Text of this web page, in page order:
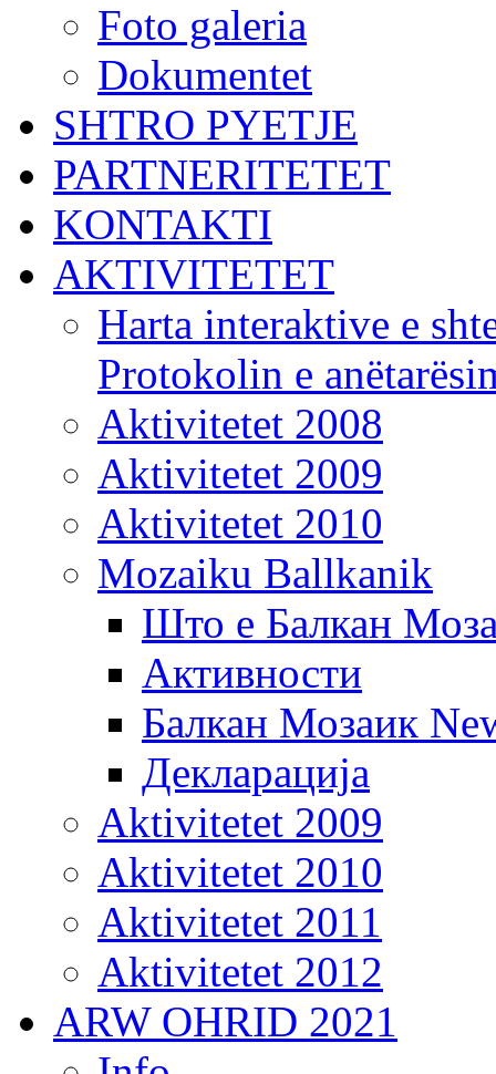
Foto galeria
Dokumentet
SHTRO PYETJE
PARTNERITETET
KONTAKTI
AKTIVITETET
Harta interaktive e
Protokolin e
Aktivitetet 2008
Aktivitetet 2009
Aktivitetet 2010
Mozaiku Ballkanik
Што е Балкан
Активности
Балкан Мозаик
Декларација
Aktivitetet 2009
Aktivitetet 2010
Aktivitetet 2011
Aktivitetet 2012
ARW OHRID 2021